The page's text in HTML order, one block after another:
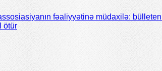
fəaliyyətinə müdaxilə:
ötür